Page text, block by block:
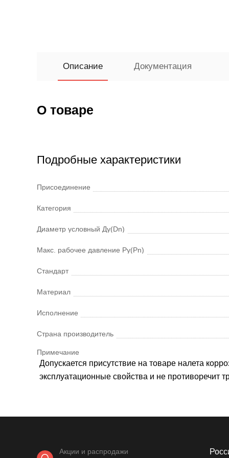
Описание Документация
О товаре
Подробные характеристики
Присоединение
Категория
Диаметр условный Ду(Dn)
Макс. рабочее давление Ру(Pn)
Стандарт
Материал
Исполнение
Страна производитель
Примечание
Допускается присутствие на товаре налета
эксплуатационные свойства и не противоречит
Акции и распродажи